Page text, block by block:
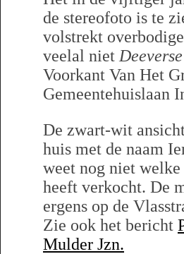
de stereofoto is te
volstrekt
veelal niet Deeverse
Voorkant Van Het
Gemeentehuislaan
De zwart-wit
huis met de naam
weet nog niet welke
heeft verkocht. De
ergens op de
Zie ook het bericht
Mulder Jzn.